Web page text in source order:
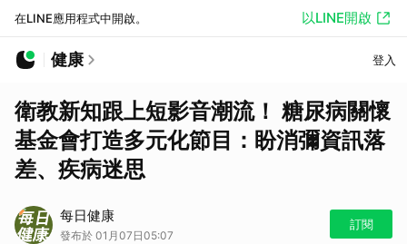
在LINE應用程式中開啟。 以LINE開啟
健康 登入
衛教新知跟上短影音潮流！ 糖尿病關懷
基金會打造多元化節目：盼消彌資訊落
差、疾病迷思
每日健康
發布於 01月07日05:07
訂閱